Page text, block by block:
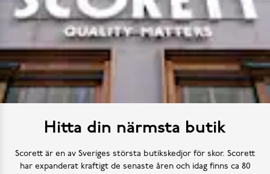
Hitta din närmsta butik
Scorett är en av Sveriges största butikskedjor för skor. Scorett
har expanderat kraftigt de senaste åren och idag finns ca 80